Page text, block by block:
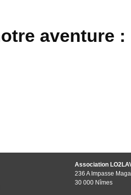
aventure :
Association
236 A Impasse
30 000 Nîmes